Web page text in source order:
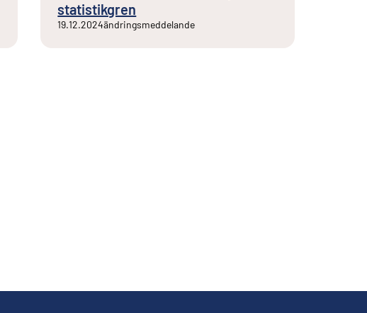
statistikgren
19.12.2024ändringsmeddelande